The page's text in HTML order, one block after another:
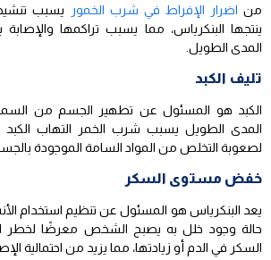
من اضرار الإفراط في شرب الخمور
يسبب
ينتجها البنكرياس، مما يسبب تراكمها والإصابة
المدى الطويل.
تليف الكبد
الكبد هو المسئول عن تطهير الجسم من
المدى الطويل يسبب شرب الخمر التهاب الكبد
لصعوبة التخلص من المواد السامة الموجودة
خفض مستوى السكر
يعد البنكرياس هو المسئول عن تنظيم استخدام
حالة وجود خلل به يصبح الشخص معرضًا لخطر
السكر في الدم أو زيادتها، مما يزيد من احتمالية